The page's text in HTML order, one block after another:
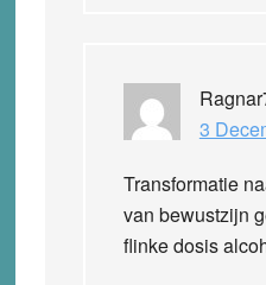
3
Transformatie
van bewustzijn
flinke dosis